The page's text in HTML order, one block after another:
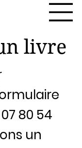
livre
80 54
un